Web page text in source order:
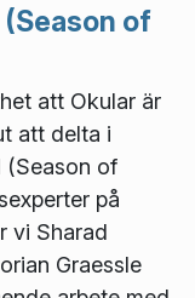
of
att Okular är
att delta i
(Season of
på
vi Sharad
Graessle